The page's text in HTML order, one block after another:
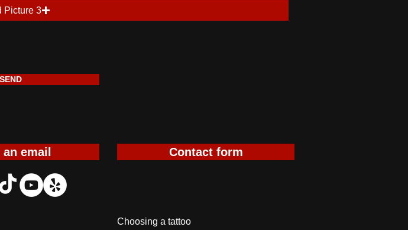
Picture 3
SEND
email Contact form
Choosing a tattoo